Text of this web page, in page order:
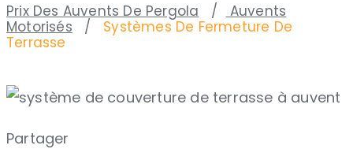
Prix ​​des Auvents De Pergola /
Auvents
Motorisés /
Systèmes De Fermeture De
Terrasse
Partager